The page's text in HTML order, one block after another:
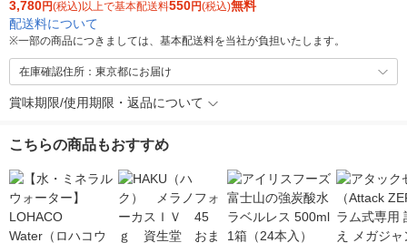
3,780円(税込)以上で基本配送料550円(税込)無料
配送料について
※一部の商品につきましては、基本配送料を当社が負担いたします。
在庫確認住所：東京都にお届け
賞味期限/使用期限・返品について
こちらの商品もおすすめ